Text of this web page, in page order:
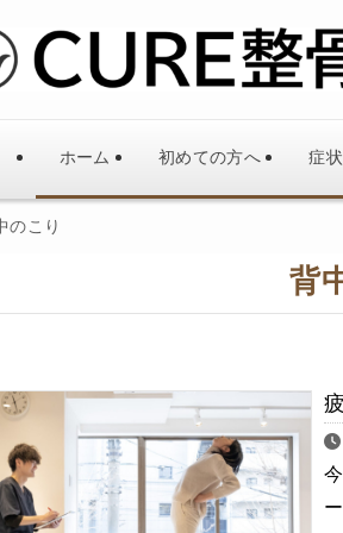
ホーム 初めての方へ 症
のこり
背